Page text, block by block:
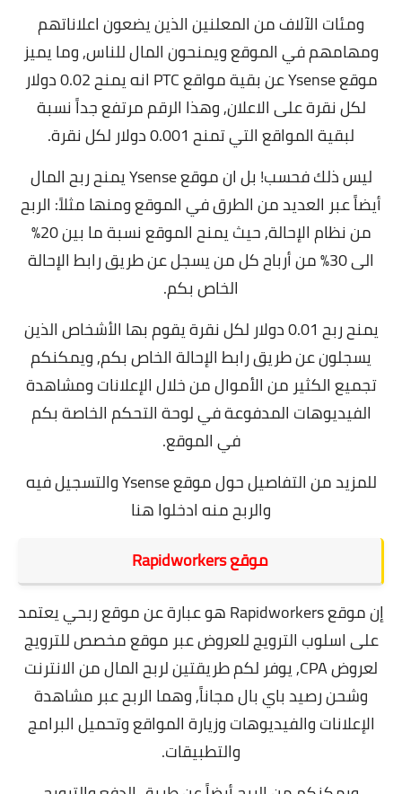
ومئات الآلاف من المعلنين الذين يضعون اعلاناتهم
ومهامهم في الموقع ويمنحون المال للناس,وما يميز
موقع Ysense عن بقية مواقع PTC انه يمنح 0.02 دولار
لكل نقرة على الاعلان,وهذا الرقم مرتفع جداً نسبة
لبقية المواقع التي تمنح 0.001 دولار لكل نقرة.
ليس ذلك فحسب! بل ان موقع Ysense يمنح ربح المال
أيضاً عبر العديد من الطرق في الموقع ومنها مثلاً: الربح
من نظام الإحالة,
حيث يمنح الموقع نسبة ما بين 20%
الى 30% من أرباح كل من يسجل عن طريق رابط الإحالة
الخاص بكم.
يمنح ربح 0.01 دولار لكل نقرة يقوم بها الأشخاص الذين
يسجلون عن طريق رابط الإحالة الخاص بكم,ويمكنكم
تجميع الكثير من الأموال من خلال الإعلانات ومشاهدة
الفيديوهات المدفوعة في لوحة التحكم الخاصة بكم
في الموقع.
للمزيد من التفاصيل حول موقع Ysense والتسجيل فيه
والربح منهادخلوا هنا
موقع Rapidworkers
إن موقع Rapidworkers هو عبارة عن موقع ربحي يعتمد
على اسلوب الترويج للعروض عبر موقع مخصص للترويج
لعروض CPA,
يوفر لكم طريقتين لربح المال من الانترنت
وشحن رصيد باي بال مجاناً, وهما الربح عبر مشاهدة
الإعلانات والفيديوهات وزيارة المواقع وتحميل البرامج
والتطبيقات.